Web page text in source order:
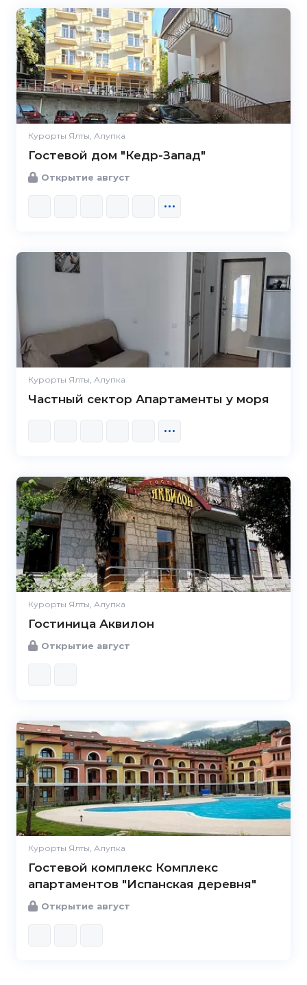
Курорты Ялты, Алупка
Гостевой дом "Кедр-Запад"
Открытие август
Курорты Ялты, Алупка
Частный сектор Апартаменты у моря
Курорты Ялты, Алупка
Гостиница Аквилон
Открытие август
Курорты Ялты, Алупка
Гостевой комплекс Комплекс
апартаментов "Испанская деревня"
Открытие август